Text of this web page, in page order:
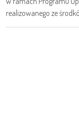
realizowanego ze